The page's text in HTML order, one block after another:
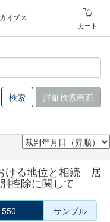
カート
詳細検索画面
ける地位と相続 居
控除に関して
550 サンプル